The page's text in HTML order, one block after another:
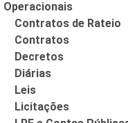
Operacionais
Contratos de Rateio
Contratos
Decretos
Diárias
Leis
Licitações